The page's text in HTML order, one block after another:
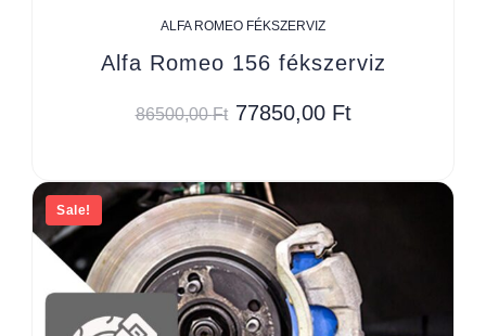
ALFA ROMEO FÉKSZERVIZ
Alfa Romeo 156 fékszerviz
86500,00Ft 77850,00 Ft
Sale!